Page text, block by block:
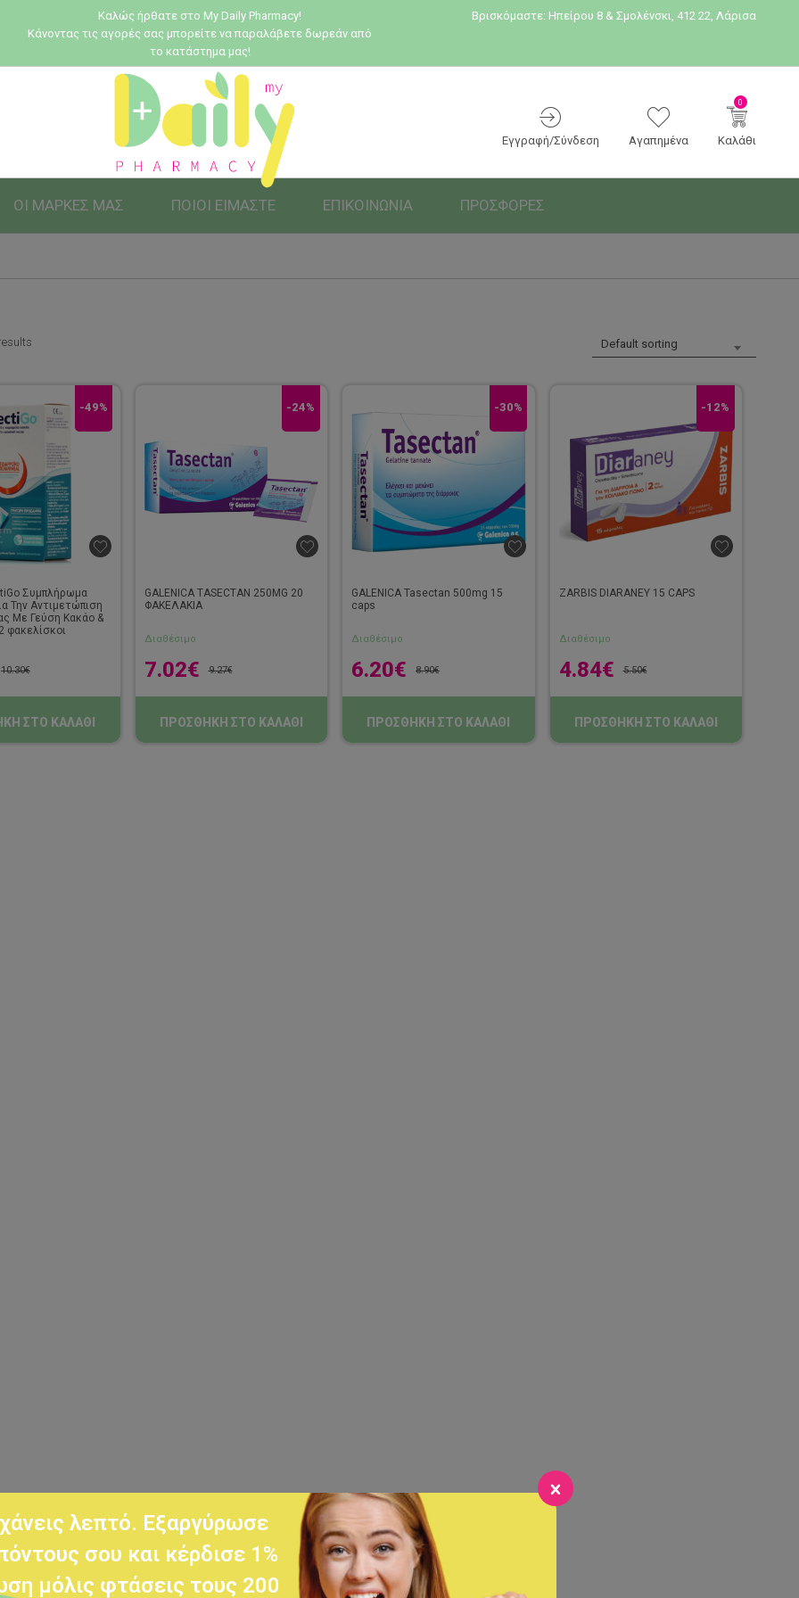
Καλώς ήρθατε στο My Daily Pharmacy!
Κάνοντας τις αγορές σας μπορείτε να παραλάβετε δωρεάν από
το κατάστημα μας!
Βρισκόμαστε: Ηπείρου 8 & Σμολένσκι, 412 22, Λάρισα
Εγγραφή/Σύνδεση Αγαπημένα
0
Καλάθι
ΟΙ ΜΑΡΚΕΣ ΜΑΣ ΠΟΙΟΙ ΕΙΜΑΣΤΕ ΕΠΙΚΟΙΝΩΝΙΑ ΠΡΟΣΦΟΡΕΣ
Default sorting
-49%
Συμπλήρωμα
Την Αντιμετώπιση
Mε Γεύση Κακάο &
φακελίσκοι
10.30€
ΣΤΟ ΚΑΛΑΘΙ
-24%
GALENICA TASECTAN 250MG 20
ΦΑΚΕΛΑΚΙΑ
Διαθέσιμο
9.27€
7.02€
ΠΡΟΣΘΗΚΗ ΣΤΟ ΚΑΛΑΘΙ
-30%
GALENICA Tasectan 500mg 15
caps
Διαθέσιμο
8.90€
6.20€
ΠΡΟΣΘΗΚΗ ΣΤΟ ΚΑΛΑΘΙ
-12%
ZARBIS DIARANEY 15 CAPS
Διαθέσιμο
5.50€
4.84€
ΠΡΟΣΘΗΚΗ ΣΤΟ ΚΑΛΑΘΙ
λεπτό. Εξαργύρωσε
σου και κέρδισε 1%
μόλις φτάσεις τους 200